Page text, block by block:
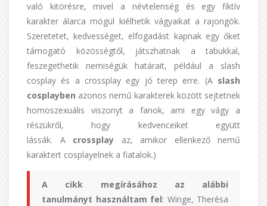
való kitörésre, mivel a névtelenség és egy fiktív
karakter álarca mögül kiélhetik vágyaikat a rajongók.
Szeretetet, kedvességet, elfogadást kapnak egy őket
támogató közösségtől, játszhatnak a tabukkal,
feszegethetik nemiségük határait, például a slash
cosplay és a crossplay egy jó terep erre. (A slash
cosplayben azonos nemű karakterek között sejtetnek
homoszexuális viszonyt a fanok, ami egy vágy a
részükről, hogy kedvenceiket együtt
lássák. A crossplay az, amikor ellenkező nemű
karaktert cosplayelnek a fiatalok.)
A cikk megírásához az alábbi
tanulmányt használtam fel: Winge, Therèsa